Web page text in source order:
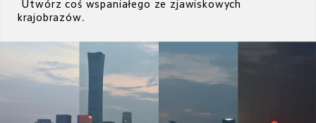
krajobrazów.